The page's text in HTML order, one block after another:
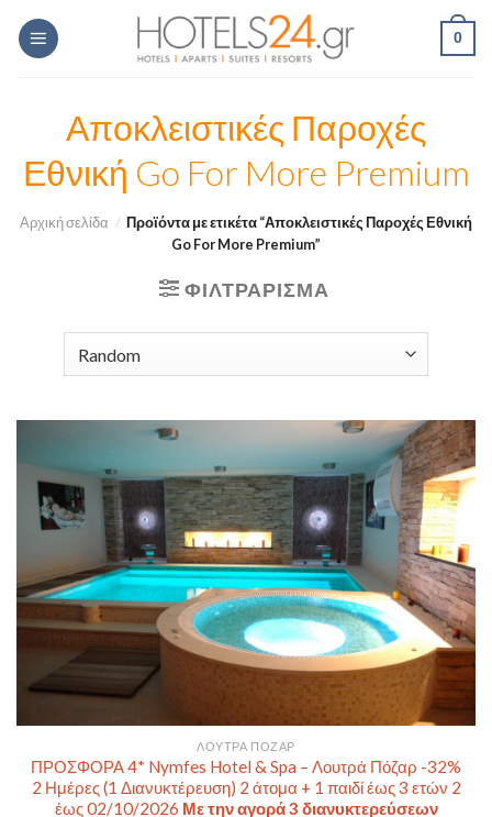
Skip
0
Αποκλειστικές Παροχές
Εθνική Go For More Premium
Αρχική σελίδα / Προϊόντα με ετικέτα “Αποκλειστικές Παροχές Εθνική
Go For More Premium”
ΦΙΛΤΡΆΡΙΣΜΑ
ΛΟΥΤΡΆ ΠΌΖΑΡ
ΠΡΟΣΦΟΡΑ 4* Nymfes Hotel & Spa – Λουτρά Πόζαρ -32%
2 Ημέρες (1 Διανυκτέρευση) 2 άτομα + 1 παιδί έως 3 ετών 2
έως 02/10/2026 Με την αγορά 3 διανυκτερεύσεων